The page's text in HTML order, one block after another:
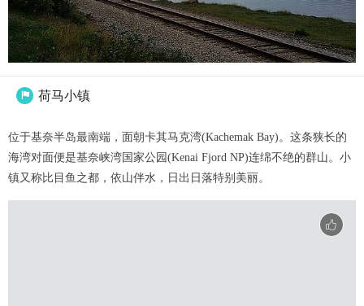
 荷马小镇
位于基奈半岛最南端，面朝卡其马克湾(Kachemak Bay)。这条狭长的
海湾对面便是基奈峡湾国家公园(Kenai Fjord NP)连绵不绝的群山。小
镇又称比目鱼之都，依山伴水，日出日落特别美丽。